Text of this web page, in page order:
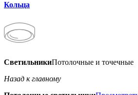
Кольца
СветильникиПотолочные и точечные
Назад к главному